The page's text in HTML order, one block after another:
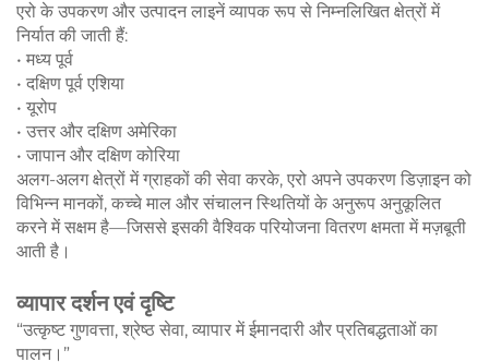
एरो के उपकरण और उत्पादन लाइनें व्यापक रूप से निम्नलिखित क्षेत्रों में
निर्यात की जाती हैं:
• मध्य पूर्व
• दक्षिण पूर्व एशिया
• यूरोप
• उत्तर और दक्षिण अमेरिका
• जापान और दक्षिण कोरिया
अलग-अलग क्षेत्रों में ग्राहकों की सेवा करके, एरो अपने उपकरण डिज़ाइन को
विभिन्न मानकों, कच्चे माल और संचालन स्थितियों के अनुरूप अनुकूलित
करने में सक्षम है—जिससे इसकी वैश्विक परियोजना वितरण क्षमता में मज़बूती
आती है।
व्यापार दर्शन एवं दृष्टि
“उत्कृष्ट गुणवत्ता, श्रेष्ठ सेवा, व्यापार में ईमानदारी और प्रतिबद्धताओं का
पालन।”